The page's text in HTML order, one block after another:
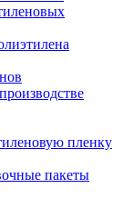
пленку
пакеты